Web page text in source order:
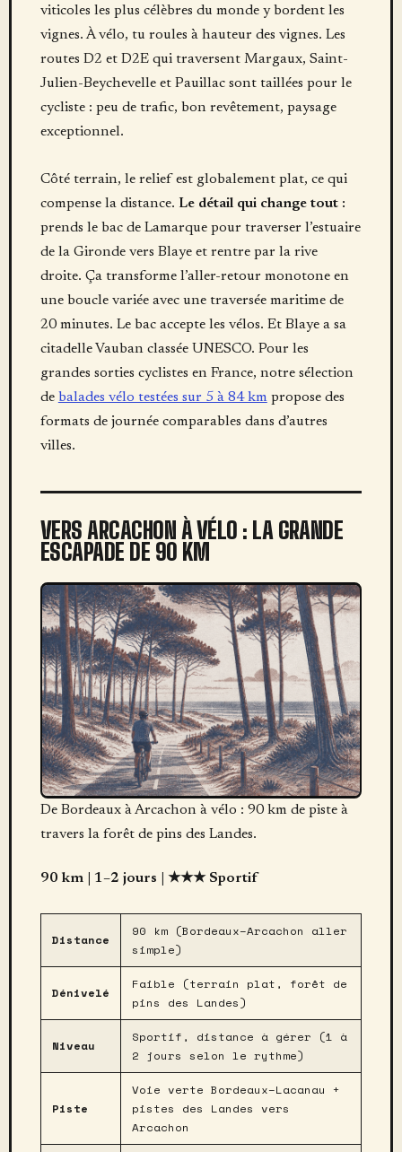
viticoles les plus célèbres du monde y bordent les
vignes. À vélo, tu roules à hauteur des vignes. Les
routes D2 et D2E qui traversent Margaux, Saint-
Julien-Beychevelle et Pauillac sont taillées pour le
cycliste : peu de trafic, bon revêtement, paysage
exceptionnel.
Côté terrain, le relief est globalement plat, ce qui
compense la distance. Le détail qui change tout :
prends le bac de Lamarque pour traverser l’estuaire
de la Gironde vers Blaye et rentre par la rive
droite. Ça transforme l’aller-retour monotone en
une boucle variée avec une traversée maritime de
20 minutes. Le bac accepte les vélos. Et Blaye a sa
citadelle Vauban classée UNESCO. Pour les
grandes sorties cyclistes en France, notre sélection
de balades vélo testées sur 5 à 84 kmpropose des
formats de journée comparables dans d’autres
villes.
VERS ARCACHON À VÉLO : LA GRANDE
ESCAPADE DE 90 KM
De Bordeaux à Arcachon à vélo : 90 km de piste à
travers la forêt de pins des Landes.
90 km | 1–2 jours | ★★★ Sportif
Distance
90 km (Bordeaux–Arcachon aller
simple)
Dénivelé
Faible (terrain plat, forêt de
pins des Landes)
Niveau
Sportif, distance à gérer (1 à
2 jours selon le rythme)
Piste
Voie verte Bordeaux–Lacanau +
pistes des Landes vers
Arcachon